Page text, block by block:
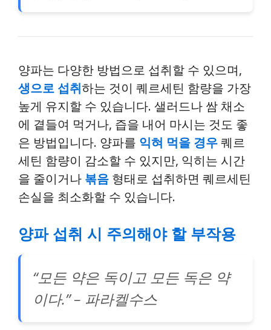
양파는 다양한 방법으로 섭취할 수 있으며,
생으로 섭취하는 것이 퀘르세틴 함량을 가장
높게 유지할 수 있습니다. 샐러드나 쌈 채소
에 곁들여 먹거나, 즙을 내어 마시는 것도 좋
은 방법입니다. 양파를 익혀 먹을 경우퀘르
세틴 함량이 감소할 수 있지만, 익히는 시간
을 줄이거나 볶음 형태로 섭취하면 퀘르세틴
손실을 최소화할 수 있습니다.
양파 섭취 시 주의해야 할 부작용
“모든 약은 독이고 모든 독은 약
이다.” – 파라켈수스